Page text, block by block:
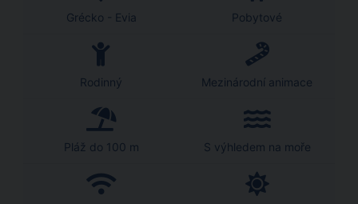
Grécko - Evia Pobytové
Rodinný Mezinárodní animace
Pláž do 100 m S výhledem na moře